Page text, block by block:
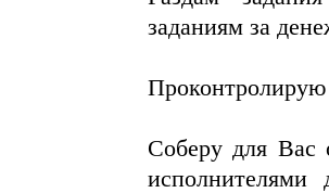
заданиям за
Соберу для Вас